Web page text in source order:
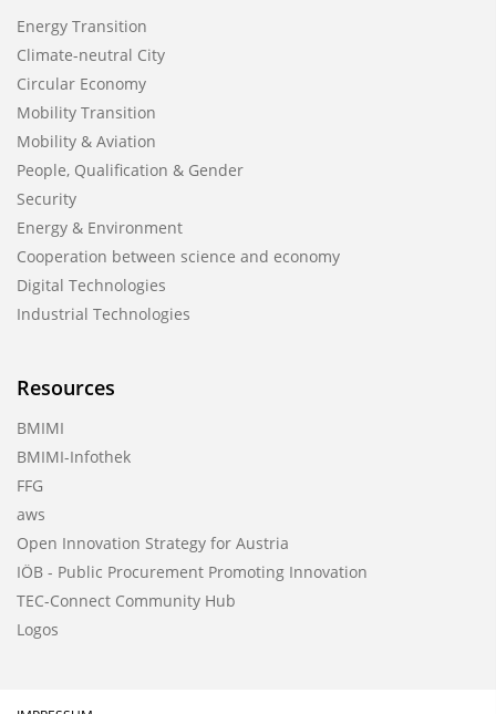
Energy Transition
Climate-neutral City
Circular Economy
Mobility Transition
Mobility & Aviation
People, Qualification & Gender
Security
Energy & Environment
Cooperation between science and economy
Digital Technologies
Industrial Technologies
Resources
BMIMI
BMIMI-Infothek
FFG
aws
Open Innovation Strategy for Austria
IÖB - Public Procurement Promoting Innovation
TEC-Connect Community Hub
Logos